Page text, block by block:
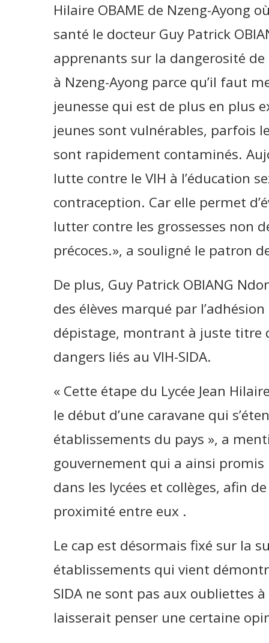
Hilaire OBAME de Nzeng-Ayong
santé le docteur Guy Patrick
apprenants sur la dangerosité
à Nzeng-Ayong parce qu’il faut
jeunesse qui est de plus en plus
jeunes sont vulnérables, parfois
sont rapidement contaminés.
lutte contre le VIH à l’éducation
contraception. Car elle permet
lutter contre les grossesses non
précoces.», a souligné le patron
De plus, Guy Patrick OBIANG
des élèves marqué par
dépistage, montrant à juste titre
dangers liés au VIH-SIDA.
« Cette étape du Lycée Jean
le début d’une caravane qui
établissements du pays », a
gouvernement qui a ainsi
dans les lycées et collèges, afin
proximité entre eux .
Le cap est désormais fixé sur la
établissements qui vient
SIDA ne sont pas aux oubliettes
laisserait penser une certaine